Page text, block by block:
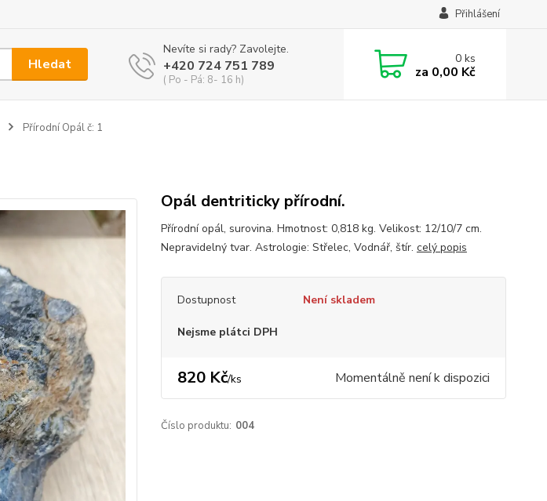
Přihlášení
Hledat
Nevíte si rady? Zavolejte.
+420 724 751 789
( Po - Pá: 8- 16 h)
0ks
za 0,00 Kč
Přírodní Opál č: 1
Opál dentriticky přírodní.
Přírodní opál, surovina. Hmotnost: 0,818 kg. Velikost: 12/10/7 cm.
Nepravidelný tvar. Astrologie: Střelec, Vodnář, štír. celý popis
Dostupnost Není skladem
Nejsme plátci DPH
820 Kč/ks Momentálně není k dispozici
Číslo produktu: 004